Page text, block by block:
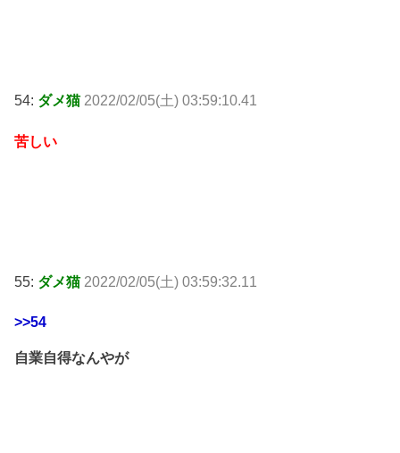
54: ダメ猫 2022/02/05(土) 03:59:10.41
苦しい
55: ダメ猫 2022/02/05(土) 03:59:32.11
>>54
自業自得なんやが